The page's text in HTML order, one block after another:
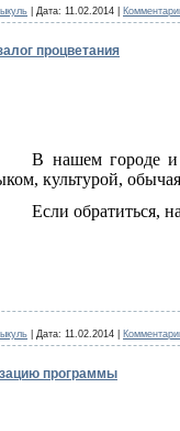
Дата: 11.02.2014
процветания
В нашем городе и
культурой,
Если обратиться,
Дата: 11.02.2014
программы